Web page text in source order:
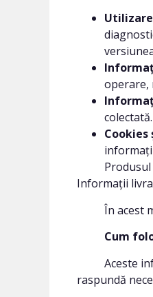
operare,
Informații
În acest
Cum
Aceste
raspundă